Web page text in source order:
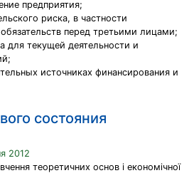
предприятия;
риска, в частности
перед третьими лицами;
для текущей деятельности и
источниках финансирования и
состояния
2012
теоретичних основ і економічної